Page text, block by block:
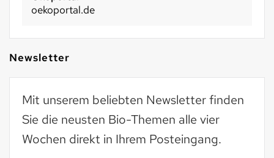
oekoportal.de
Newsletter
Mit unserem beliebten Newsletter finden
Sie die neusten Bio-Themen alle vier
Wochen direkt in Ihrem Posteingang.